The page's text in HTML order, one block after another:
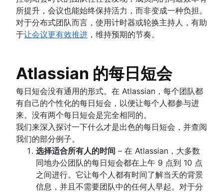
所提升，会议也能始终保持活力，而非变成一种负担。
对于分布式团队而言，使用计时器或轮换主持人，有助
于让会议更有效推进 ，维持预期的节奏。
Atlassian 的每日短会
每日短会没有通用的形式。在 Atlassian，每个团队都
有自己的个性化的每日短会，以便让每个人都参与进
来。没有两个每日短会是完全相同的。
我们来深入探讨一下什么才是出色的每日短会，并查阅
我们的部分例子。
选择适合所有人的时间 – 在 Atlassian，大多数
同地办公团队的每日短会都在上午 9 点到 10 点
之间进行。它让每个人都有时间了解当天的背景
信息，并且不需要团队中的任何人早起。对于分